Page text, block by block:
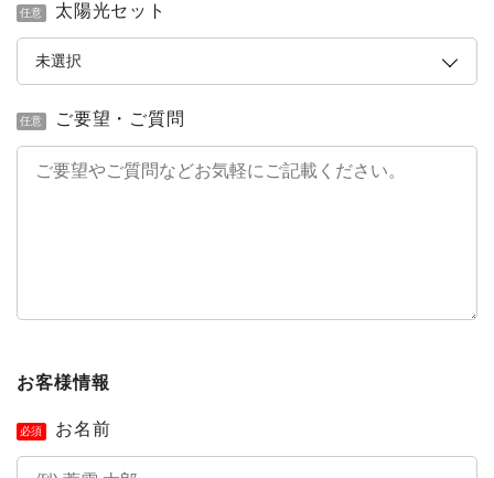
任意 太陽光セット
任意 ご要望・ご質問
お客様情報
必須 お名前